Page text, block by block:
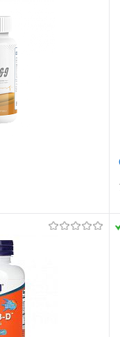
Сравнение